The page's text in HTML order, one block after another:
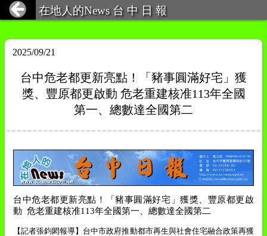
在地人的News 台 中 日 報
2025/09/21
台中危老都更新亮點！「豬事圓滿好宅」獲
獎、豐原都更啟動 危老重建核准113年全國
第一、總數達全國第二
台中危老都更新亮點！「豬事圓滿好宅」獲獎、豐原都更啟
動 危老重建核准113年全國第一、總數達全國第二
【記者張鈞閎報導】台中市政府推動都市再生與社會住宅融合政策再獲